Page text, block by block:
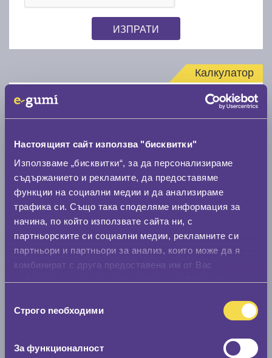
Настоящият сайт използва "бисквитки"
Използваме „бисквитки“, за да персонализираме
съдържанието и рекламите, да предоставяме
функции на социални медии и да анализираме
трафика си. Също така споделяме информация за
начина, по който използвате сайта ни, с
партньорските си социални медии, рекламните си
партньори и партньори за анализ, които може да я
комбинират с друга предоставена им от Вас
наСтрого nеобходими
За функционалност
ИЗПРАТИ
Калкулатор
Нов размер
Стар размер